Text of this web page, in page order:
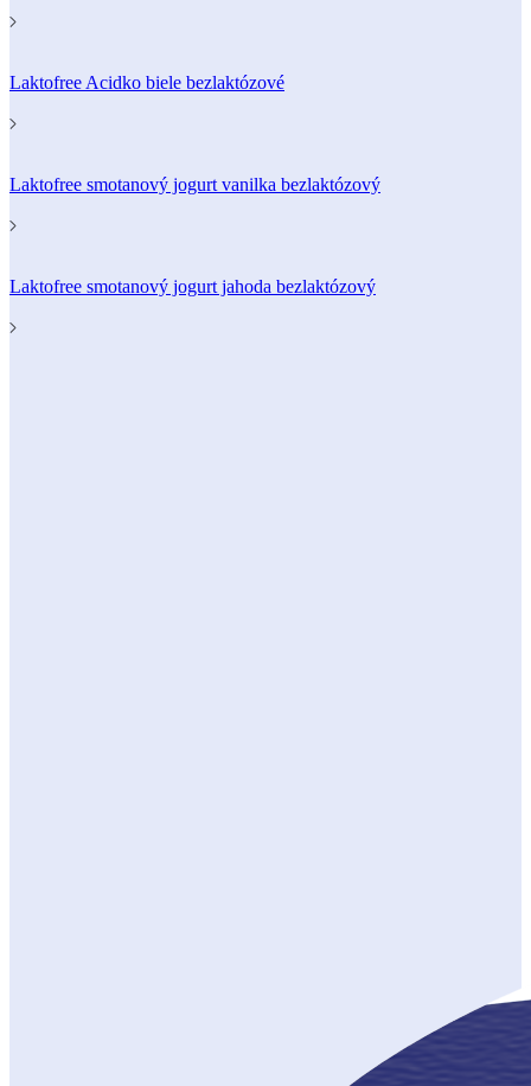
Laktofree Acidko biele bezlaktózové
Laktofree smotanový jogurt vanilka bezlaktózový
Laktofree smotanový jogurt jahoda bezlaktózový